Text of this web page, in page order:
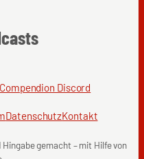
Compendion Discord
DatenschutzKontakt
gemacht – mit Hilfe von